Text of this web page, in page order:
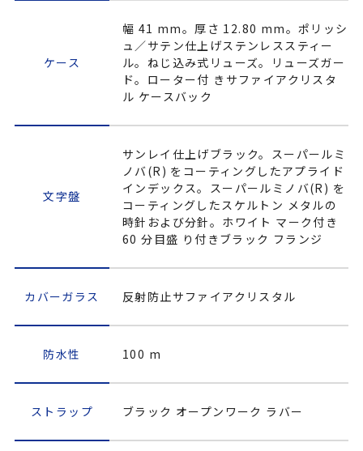
ケース
幅 41 mm。厚さ 12.80 mm。ポリッシ
ュ／サテン仕上げステンレススティー
ル。ねじ込み式リューズ。リューズガー
ド。ローター付 きサファイアクリスタ
ル ケースバック
文字盤
サンレイ仕上げブラック。スーパールミ
ノバ(R) をコーティングしたアプライド
インデックス。スーパールミノバ(R) を
コーティングしたスケルトン メタルの
時針および分針。ホワイト マーク付き
60 分目盛 り付きブラック フランジ
カバーガラス 反射防止サファイアクリスタル
防水性 100 m
ストラップ ブラック オープンワーク ラバー